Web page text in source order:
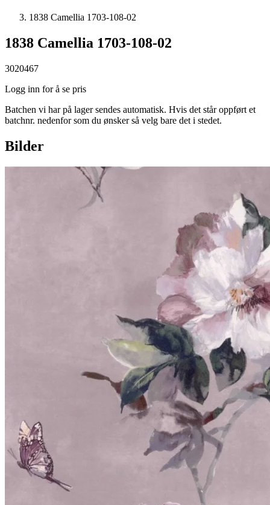
1838 Camellia 1703-108-02
1838 Camellia 1703-108-02
3020467
Logg inn for å se pris
Batchen vi har på lager sendes automatisk. Hvis det står oppført et
batchnr. nedenfor som du ønsker så velg bare det i stedet.
Bilder